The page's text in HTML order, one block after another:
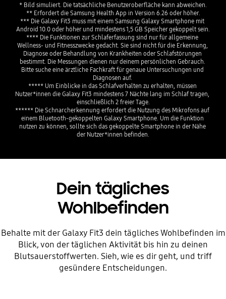
* Bild simuliert. Die tatsächliche Benutzeroberfläche kann abweichen.
** Erfordert die Samsung Health App in Version 6.26 oder höher.
*** Die Galaxy Fit3 muss mit einem Samsung Galaxy Smartphone mit
Android 10.0 oder höher und mindestens 1,5 GB Speicher gekoppelt sein.
**** Die Funktionen zur Schlaferfassung sind nur für allgemeine
Wellness- und Fitnesszwecke gedacht. Sie sind nicht für die Erkennung,
Diagnose oder Behandlung von Krankheiten oder Schlafstörungen
bestimmt. Die Messungen dienen nur deinem persönlichen Gebrauch.
Bitte suche eine ärztliche Fachkraft für genaue Untersuchungen und
Diagnosen auf.
***** Um Einblicke in das Schlafverhalten zu erhalten, müssen
Nutzer*innen die Galaxy Fit3 mindestens 7 Nächte lang im Schlaf tragen,
einschließlich 2 freier Tage.
****** Die Schnarcherkennung erfordert die Nutzung des Mikrofons auf
einem Bluetooth-gekoppelten Galaxy Smartphone. Um die Funktion
nutzen zu können, sollte sich das gekoppelte Smartphone in der Nähe
der Nutzer*innen befinden.
Dein tägliches
Wohlbefinden
Behalte mit der Galaxy Fit3 dein tägliches Wohlbefinden im
Blick, von der täglichen Aktivität bis hin zu deinen
Blutsauerstoffwerten. Sieh, wie es dir geht, und triff
gesündere Entscheidungen.